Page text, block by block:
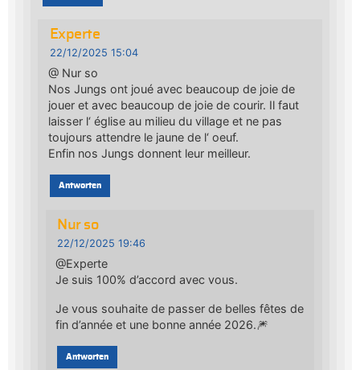
Experte
22/12/2025 15:04
@ Nur so
Nos Jungs ont joué avec beaucoup de joie de
jouer et avec beaucoup de joie de courir. Il faut
laisser l‘ église au milieu du village et ne pas
toujours attendre le jaune de l‘ oeuf.
Enfin nos Jungs donnent leur meilleur.
Antworten
Nur so
22/12/2025 19:46
@Experte
Je suis 100% d’accord avec vous.
Je vous souhaite de passer de belles fêtes de
fin d’année et une bonne année 2026.🎆
Antworten